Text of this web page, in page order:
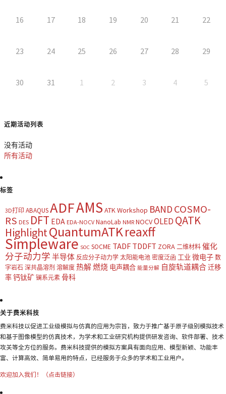
16 17 18 19 20 21 22
23 24 25 26 27 28 29
30 31 1 2 3 4 5
近期活动列表
没有活动
所有活动
标签
3D打印 ABAQUSADFAMS ATK Workshop BAND COSMO-
RS DES DFT EDA EDA-NOCV NanoLab NMR NOCVOLED QATK
HighlightQuantumATKreaxff
Simpleware SOC SOCME TADF TDDFT ZORA 二维材料 催化
分子动力学 半导体 反应分子动力学 太阳能电池 密度泛函 工业微电子 数
字岩石 深共晶溶剂 溶解度 热解燃烧 电声耦合 能量分解 自旋轨道耦合迁移
率钙钛矿 镧系元素 骨科
关于费米科技
费米科技以促进工业级模拟与仿真的应用为宗旨，致力于推广基于原子级别模拟技术
和基于图像模型的仿真技术，为学术和工业研究机构提供研发咨询、软件部署、技术
攻关等全方位的服务。费米科技提供的模拟方案具有面向应用、模型新颖、功能丰
富、计算高效、简单易用的特点，已经服务于众多的学术和工业用户。
欢迎加入我们！（点击链接）